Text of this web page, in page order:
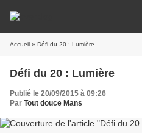
Accueil » Défi du 20 : Lumière
Défi du 20 : Lumière
Publié le 20/09/2015 à 09:26
Par Tout douce Mans